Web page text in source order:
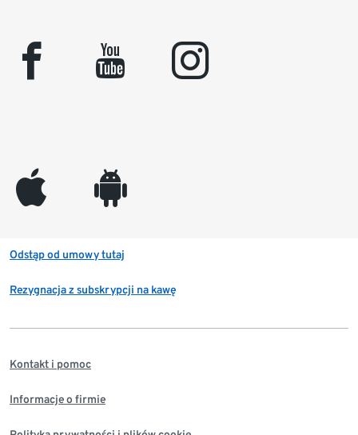
facebook youtube instagram
appleinc android
Odstąp od umowy tutaj
Rezygnacja z subskrypcji na kawę
Kontakt i pomoc
Informacje o firmie